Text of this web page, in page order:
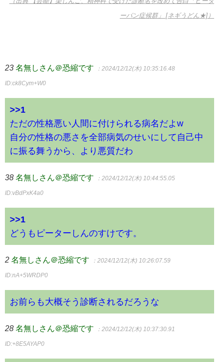
ーパン症候群」 [ネギうどん★]）
23 名無しさん＠恐縮です ：2024/12/12(木) 10:35:16.48
ID:ck8Cym+W0
>>1
ただの性格悪い人間に付けられる病名だよw
自分の性格の悪さを全部病気のせいにして自己中
に振る舞うから、より悪質だわ
38 名無しさん＠恐縮です ：2024/12/12(木) 10:44:55.05
ID:vBdPxK4a0
>>1
どうもピーターしんのすけです。
2 名無しさん＠恐縮です ：2024/12/12(木) 10:26:07.59
ID:nA+5WRDP0
お前らも大概そう診断されるだろうな
28 名無しさん＠恐縮です ：2024/12/12(木) 10:37:30.91
ID:+8E5AYAP0